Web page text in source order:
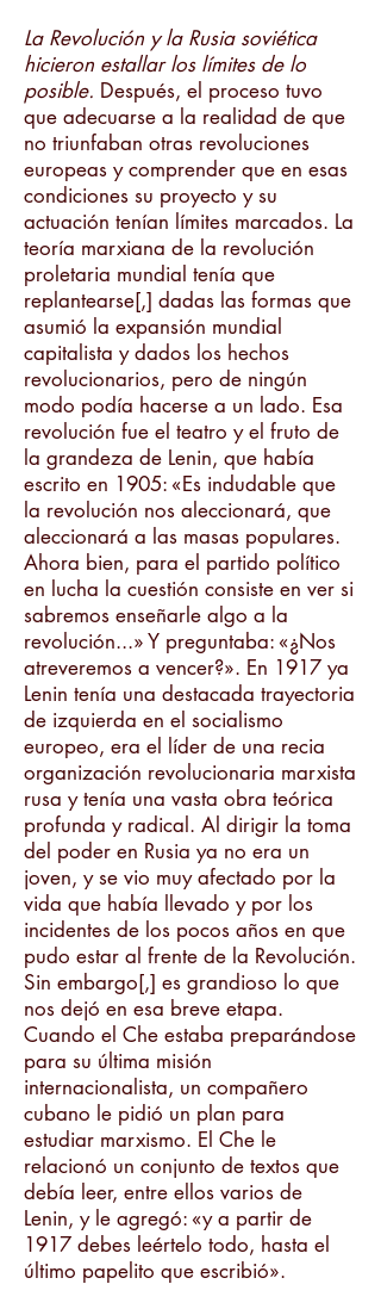
La Revolución y la Rusia soviética
hicieron estallar los límites de lo
posible. Después, el proceso tuvo
que adecuarse a la realidad de que
no triunfaban otras revoluciones
europeas y comprender que en esas
condiciones su proyecto y su
actuación tenían límites marcados. La
teoría marxiana de la revolución
proletaria mundial tenía que
replantearse[,] dadas las formas que
asumió la expansión mundial
capitalista y dados los hechos
revolucionarios, pero de ningún
modo podía hacerse a un lado. Esa
revolución fue el teatro y el fruto de
la grandeza de Lenin, que había
escrito en 1905: «Es indudable que
la revolución nos aleccionará, que
aleccionará a las masas populares.
Ahora bien, para el partido político
en lucha la cuestión consiste en ver si
sabremos enseñarle algo a la
revolución...» Y preguntaba: «¿Nos
atreveremos a vencer?». En 1917 ya
Lenin tenía una destacada trayectoria
de izquierda en el socialismo
europeo, era el líder de una recia
organización revolucionaria marxista
rusa y tenía una vasta obra teórica
profunda y radical. Al dirigir la toma
del poder en Rusia ya no era un
joven, y se vio muy afectado por la
vida que había llevado y por los
incidentes de los pocos años en que
pudo estar al frente de la Revolución.
Sin embargo[,] es grandioso lo que
nos dejó en esa breve etapa.
Cuando el Che estaba preparándose
para su última misión
internacionalista, un compañero
cubano le pidió un plan para
estudiar marxismo. El Che le
relacionó un conjunto de textos que
debía leer, entre ellos varios de
Lenin, y le agregó: «y a partir de
1917 debes leértelo todo, hasta el
último papelito que escribió».